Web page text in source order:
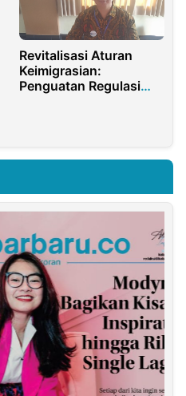
Revitalisasi Aturan
Keimigrasian:
Penguatan Regulasi